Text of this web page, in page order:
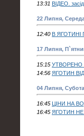
13:31 ВІДЕО.
22 Липня,
12:40 В
17 Липня,
15:15 УТВОРЕНО
14:56 ЯГОТИН
04 Липня, Субота
16:45 ЦІНИ НА
16:45 ЯГОТИН НЕ